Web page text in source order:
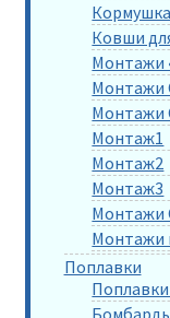
Ковши
Монтажи
Монтажи
Монтажи
Монтаж1
Монтаж2
Монтаж3
Монтажи
Монтажи
Поплавки